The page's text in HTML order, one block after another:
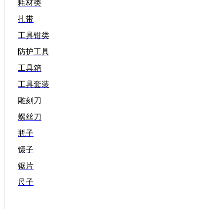
耗材类
扎带
工具钳类
防护工具
工具箱
工具套装
雕刻刀
螺丝刀
瓶子
镊子
锯片
尺子